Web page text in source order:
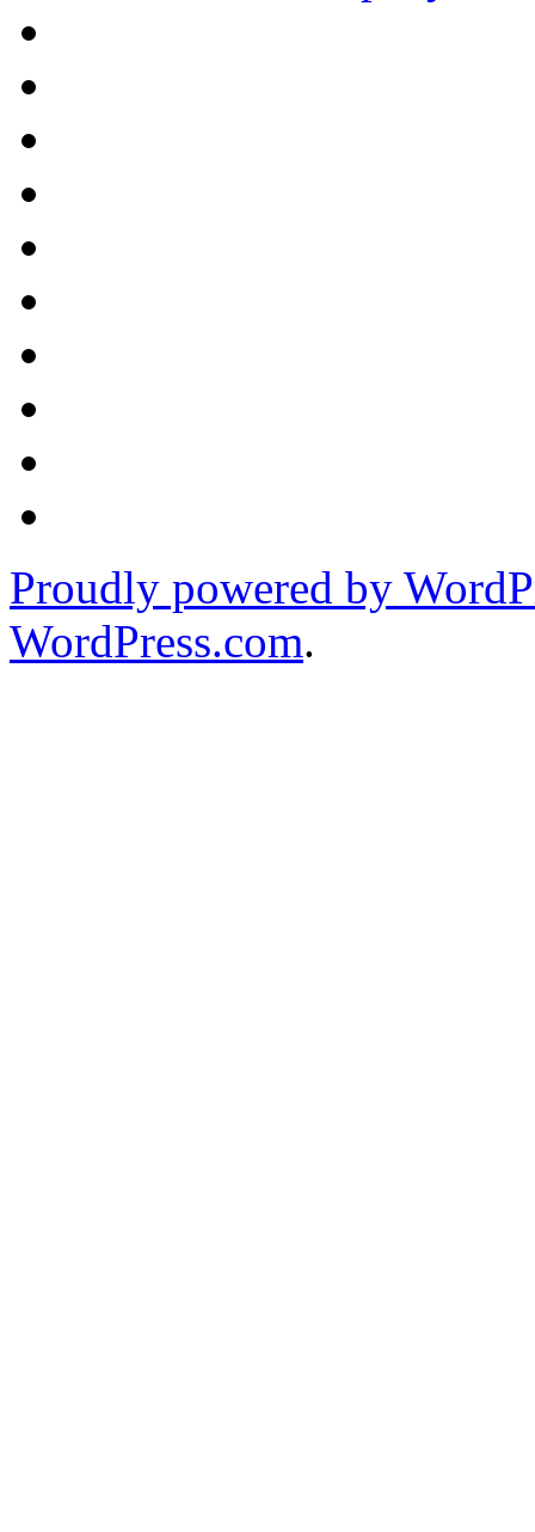
Proudly powered by
WordPress.com.